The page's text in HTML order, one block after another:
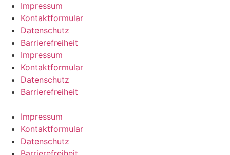
Impressum
Kontaktformular
Datenschutz
Barrierefreiheit
Impressum
Kontaktformular
Datenschutz
Barrierefreiheit
Impressum
Kontaktformular
Datenschutz